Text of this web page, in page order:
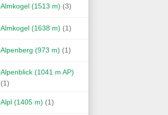
Almkogel (1513 m) (3)
Almkogel (1638 m) (1)
Alpenberg (973 m) (1)
Alpenblick (1041 m AP)
(1)
Alpl (1405 m) (1)